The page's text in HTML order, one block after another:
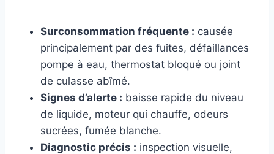
Surconsommation fréquente : causée
principalement par des fuites, défaillances
pompe à eau, thermostat bloqué ou joint
de culasse abîmé.
Signes d’alerte : baisse rapide du niveau
de liquide, moteur qui chauffe, odeurs
sucrées, fumée blanche.
Diagnostic précis : inspection visuelle,